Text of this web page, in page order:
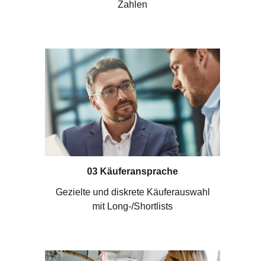
Zahlen
03 Käuferansprache
Gezielte und diskrete Käuferauswahl
mit Long-/Shortlists